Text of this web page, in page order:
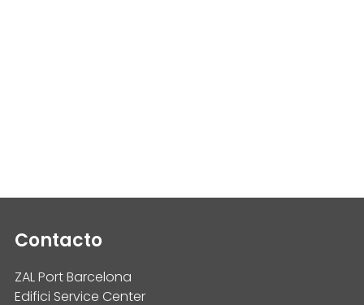
Contacto
ZAL Port Barcelona
Edifici Service Center